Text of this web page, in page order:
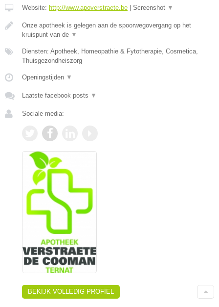
Website: http://www.apoverstraete.be Screenshot ▼
Onze apotheek is gelegen aan de spoorwegovergang op het
kruispunt van de ▼
Diensten: Apotheek, Homeopathie & Fytotherapie, Cosmetica,
Thuisgezondheiszorg
Openingstijden ▼
Laatste facebook posts ▼
Sociale media:
BEKIJK VOLLEDIG PROFIEL